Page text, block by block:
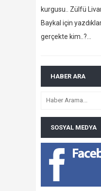
kurgusu.. Zülfü
Baykal için
gerçekte kim..?…
HABER ARA
SOSYAL MEDYA